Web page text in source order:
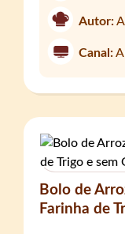
Autor:
Canal:
Bolo de
Farinha de